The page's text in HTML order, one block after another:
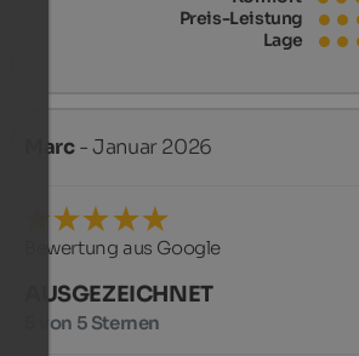
Preis-Leistung
Lage
Marc- Januar 2026
Bewertung aus Google
AUSGEZEICHNET
5 von 5 Sternen